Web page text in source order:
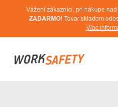
Vážení zákazníci, pri nákupe
ZADARMO! Tovar skladom
Viac